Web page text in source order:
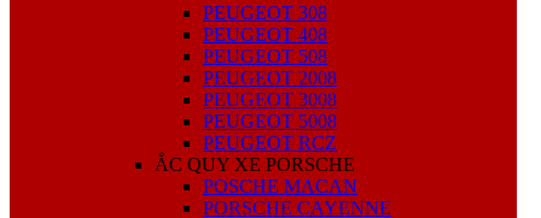
PEUGEOT 308
PEUGEOT 408
PEUGEOT 508
PEUGEOT 2008
PEUGEOT 3008
PEUGEOT 5008
PEUGEOT RCZ
ẮC QUY XE PORSCHE
POSCHE MACAN
PORSCHE CAYENNE